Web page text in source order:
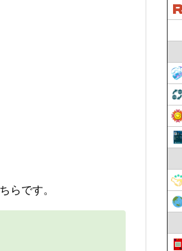
らです。